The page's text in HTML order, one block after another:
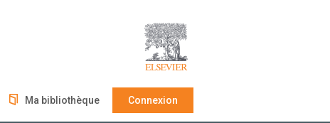
Ma bibliothèque Connexion